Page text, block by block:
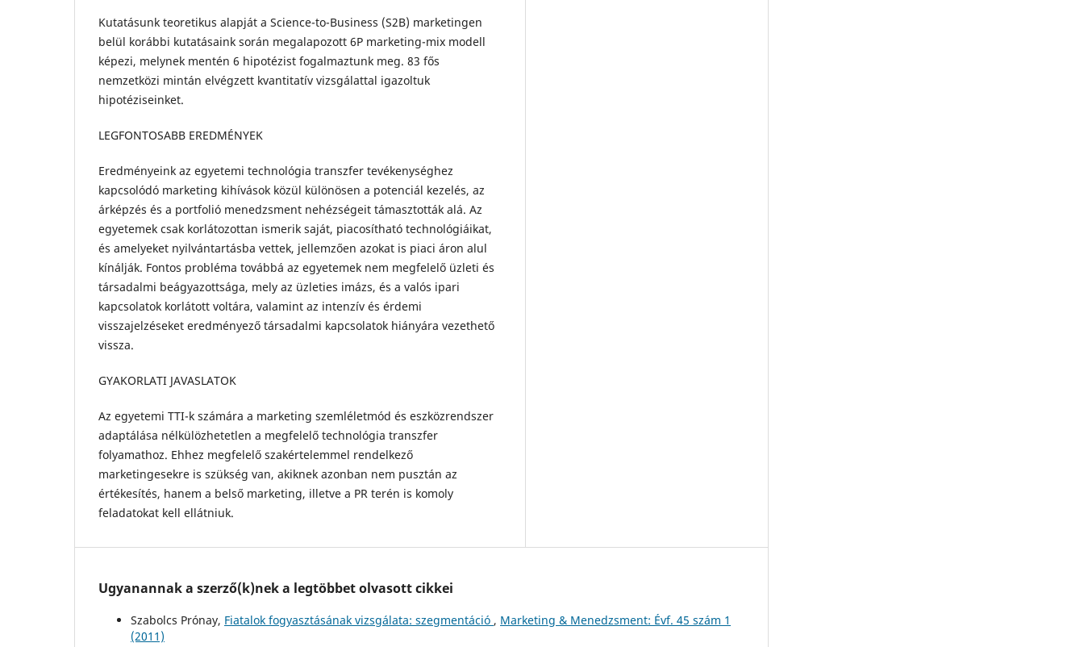
Kutatásunk teoretikus alapját a Science-to-Business (S2B) marketingen
belül korábbi kutatásaink során megalapozott 6P marketing-mix modell
képezi, melynek mentén 6 hipotézist fogalmaztunk meg. 83 fős
nemzetközi mintán elvégzett kvantitatív vizsgálattal igazoltuk
hipotéziseinket.
LEGFONTOSABB EREDMÉNYEK
Eredményeink az egyetemi technológia transzfer tevékenységhez
kapcsolódó marketing kihívások közül különösen a potenciál kezelés, az
árképzés és a portfolió menedzsment nehézségeit támasztották alá. Az
egyetemek csak korlátozottan ismerik saját, piacosítható technológiáikat,
és amelyeket nyilvántartásba vettek, jellemzően azokat is piaci áron alul
kínálják. Fontos probléma továbbá az egyetemek nem megfelelő üzleti és
társadalmi beágyazottsága, mely az üzleties imázs, és a valós ipari
kapcsolatok korlátott voltára, valamint az intenzív és érdemi
visszajelzéseket eredményező társadalmi kapcsolatok hiányára vezethető
vissza.
GYAKORLATI JAVASLATOK
Az egyetemi TTI-k számára a marketing szemléletmód és eszközrendszer
adaptálása nélkülözhetetlen a megfelelő technológia transzfer
folyamathoz. Ehhez megfelelő szakértelemmel rendelkező
marketingesekre is szükség van, akiknek azonban nem pusztán az
értékesítés, hanem a belső marketing, illetve a PR terén is komoly
feladatokat kell ellátniuk.
Ugyanannak a szerző(k)nek a legtöbbet olvasott cikkei
Szabolcs Prónay, Fiatalok fogyasztásának vizsgálata: szegmentáció , Marketing & Menedzsment: Évf. 45 szám 1
(2011)